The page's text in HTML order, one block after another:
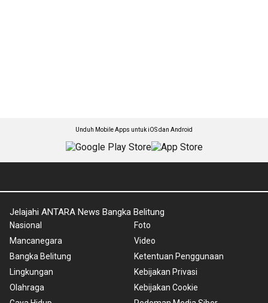
Unduh Mobile Apps untuk iOS dan Android
Jelajahi ANTARA News Bangka Belitung
Nasional
Mancanegara
Bangka Belitung
Lingkungan
Olahraga
Foto
Video
Ketentuan Penggunaan
Kebijakan Privasi
Kebijakan Cookie